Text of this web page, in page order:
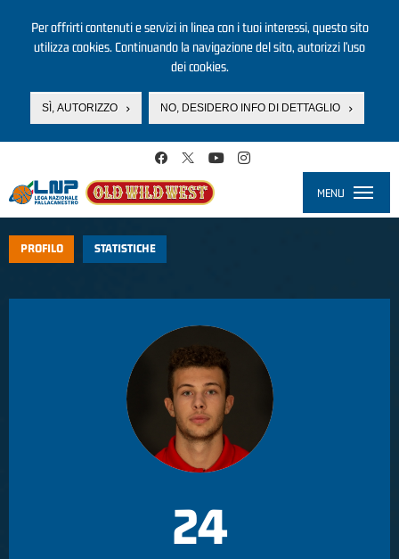
Per offrirti contenuti e servizi in linea con i tuoi interessi, questo sito
utilizza cookies. Continuando la navigazione del sito, autorizzi l’uso
dei cookies.
SÌ, AUTORIZZO NO, DESIDERO INFO DI DETTAGLIO
MENU
PROFILO STATISTICHE
24